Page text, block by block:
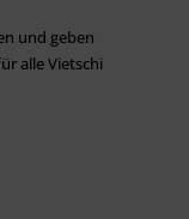
und geben
alle Vietschi